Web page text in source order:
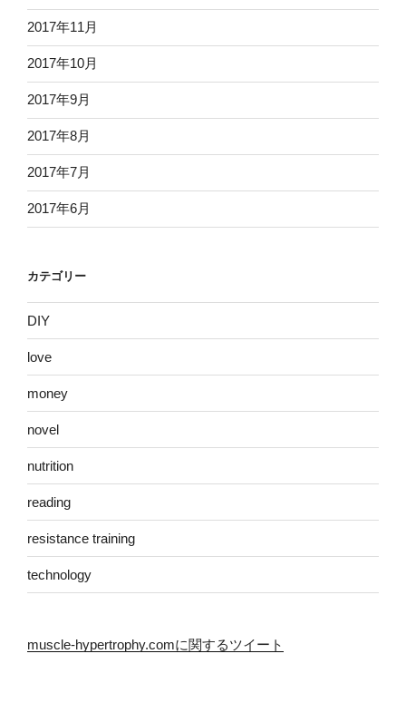
2017年11月
2017年10月
2017年9月
2017年8月
2017年7月
2017年6月
カテゴリー
DIY
love
money
novel
nutrition
reading
resistance training
technology
muscle-hypertrophy.comに関するツイート